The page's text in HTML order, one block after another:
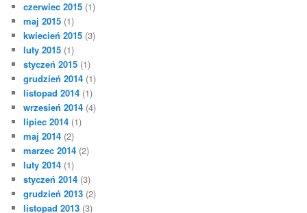
czerwiec 2015 (1)
maj 2015 (1)
kwiecień 2015 (3)
luty 2015 (1)
styczeń 2015 (1)
grudzień 2014 (1)
listopad 2014 (1)
wrzesień 2014 (4)
lipiec 2014 (1)
maj 2014 (2)
marzec 2014 (2)
luty 2014 (1)
styczeń 2014 (3)
grudzień 2013 (2)
listopad 2013 (3)